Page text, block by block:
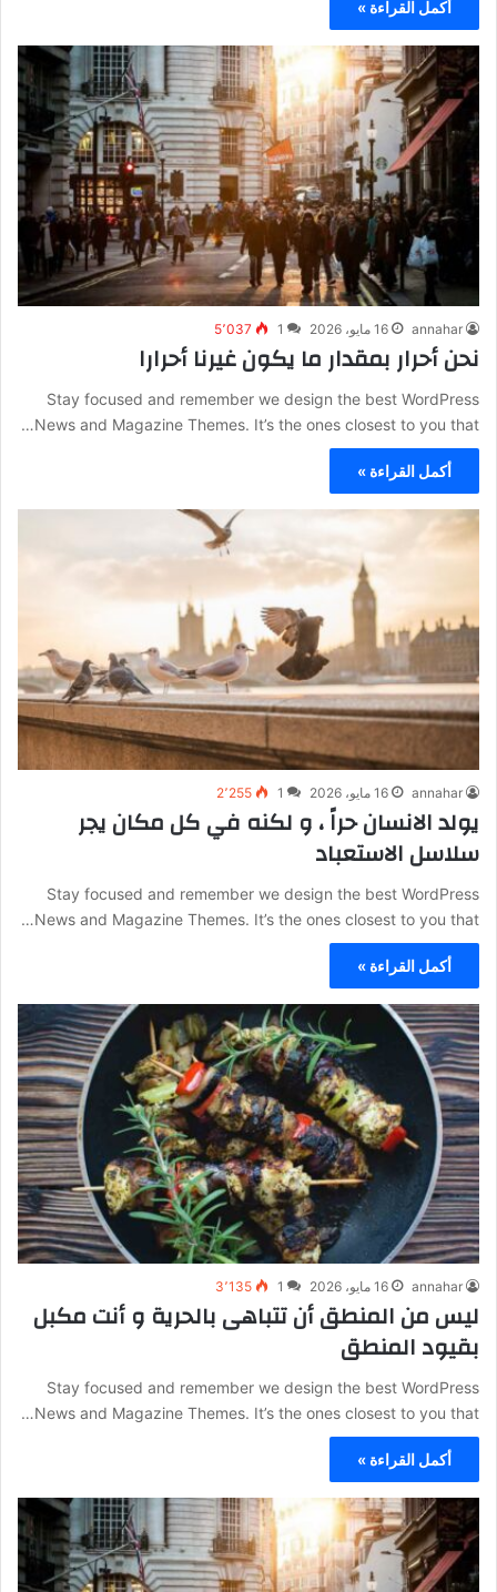
أكمل القراءة »
annahar 16 مايو، 2026 1 5٬037
نحن أحرار بمقدار ما يكون غيرنا أحرارا
Stay focused and remember we design the best WordPress
News and Magazine Themes. It’s the ones closest to you that…
أكمل القراءة »
annahar 16 مايو، 2026 1 2٬255
يولد الانسان حراً ، و لكنه في كل مكان يجر
سلاسل الاستعباد
Stay focused and remember we design the best WordPress
News and Magazine Themes. It’s the ones closest to you that…
أكمل القراءة »
annahar 16 مايو، 2026 1 3٬135
ليس من المنطق أن تتباهى بالحرية و أنت مكبل
بقيود المنطق
Stay focused and remember we design the best WordPress
News and Magazine Themes. It’s the ones closest to you that…
أكمل القراءة »